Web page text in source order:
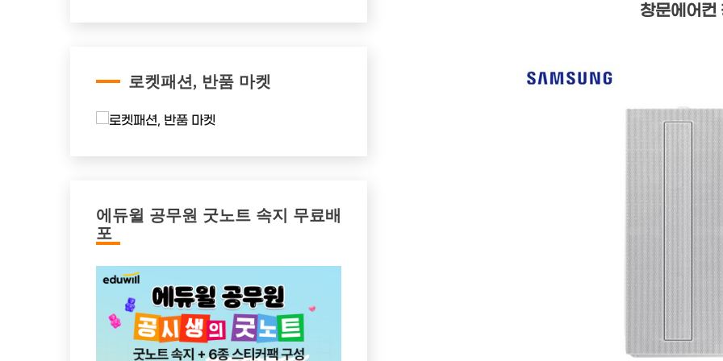
창문에어컨
로켓패션, 반품 마켓
에듀윌 공무원 굿노트 속지 무료배
포